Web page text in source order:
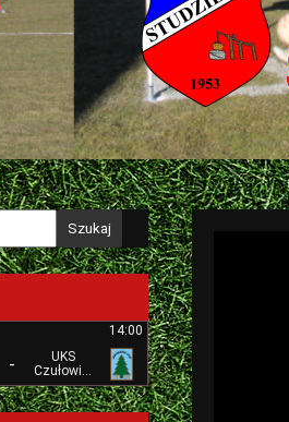
Szukaj
14:00
-
UKS
Czułowianka
Tychy